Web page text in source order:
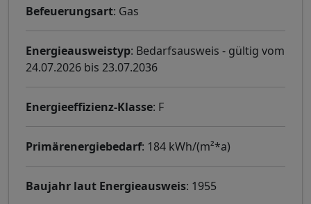
Befeuerungsart: Gas
Energieausweistyp: Bedarfsausweis - gültig vom
24.07.2026 bis 23.07.2036
Energieeffizienz-Klasse: F
Primärenergiebedarf: 184 kWh/(m²*a)
Baujahr laut Energieausweis: 1955